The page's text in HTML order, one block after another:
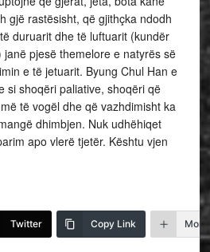
gjë rastësisht, që gjithçka ndodh
duruarit dhe të luftuarit (kundër
pjesë themelore e natyrës së
e të jetuarit. Byung Chul Han e
si shoqëri paliative, shoqëri që
të vogël dhe që vazhdimisht ka
dhimbjen. Nuk udhëhiqet
apo vlerë tjetër. Kështu vjen
Twitter Copy Link More